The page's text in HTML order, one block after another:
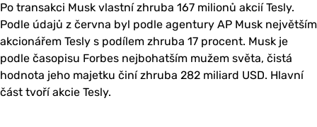
Po transakci Musk vlastní zhruba 167 milionů akcií Tesly.
Podle údajů z června byl podle agentury AP Musk největším
akcionářem Tesly s podílem zhruba 17 procent. Musk je
podle časopisu Forbes nejbohatším mužem světa, čistá
hodnota jeho majetku činí zhruba 282 miliard USD. Hlavní
část tvoří akcie Tesly.